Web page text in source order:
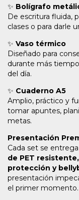
✨ Bolígrafo
De escritura fluida,
clases o para darle
✨ Vaso térmico
Diseñado para
durante más
del día.
✨ Cuaderno A5
Amplio, práctico y
tomar apuntes,
metas.
Presentación
Cada set se
de PET
protección y
presentación
el primer momento.